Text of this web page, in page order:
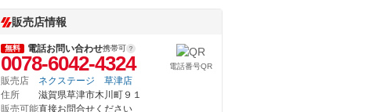
販売店情報
無料 電話お問い合わせ携帯可
0078-6042-4324 電話番号QR
販売店
ネクステージ 草津店
住所
滋賀県草津市木川町９１
販売可能直接お問合せください